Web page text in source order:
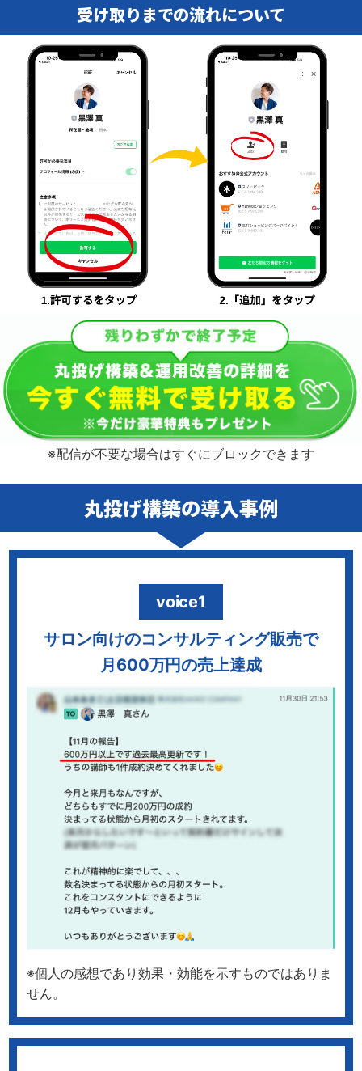
受け取りまでの流れについて
※配信が不要な場合はすぐにブロックできます
丸投げ構築の導入事例
voice1
サロン向けのコンサルティング販売で
月600万円の売上達成
※個人の感想であり効果・効能を示すものではありま
せん。